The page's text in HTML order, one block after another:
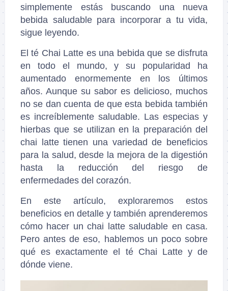
simplemente estás buscando una nueva
bebida saludable para incorporar a tu vida,
sigue leyendo.
El té Chai Latte es una bebida que se disfruta
en todo el mundo, y su popularidad ha
aumentado enormemente en los últimos
años. Aunque su sabor es delicioso, muchos
no se dan cuenta de que esta bebida también
es increíblemente saludable. Las especias y
hierbas que se utilizan en la preparación del
chai latte tienen una variedad de beneficios
para la salud, desde la mejora de la digestión
hasta la reducción del riesgo de
enfermedades del corazón.
En este artículo, exploraremos estos
beneficios en detalle y también aprenderemos
cómo hacer un chai latte saludable en casa.
Pero antes de eso, hablemos un poco sobre
qué es exactamente el té Chai Latte y de
dónde viene.